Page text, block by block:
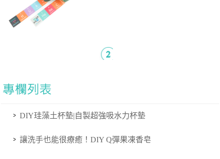
DIY珪藻土杯墊|自製超強吸水力杯墊
讓洗手也能很療癒！DIY Q彈果凍香皂